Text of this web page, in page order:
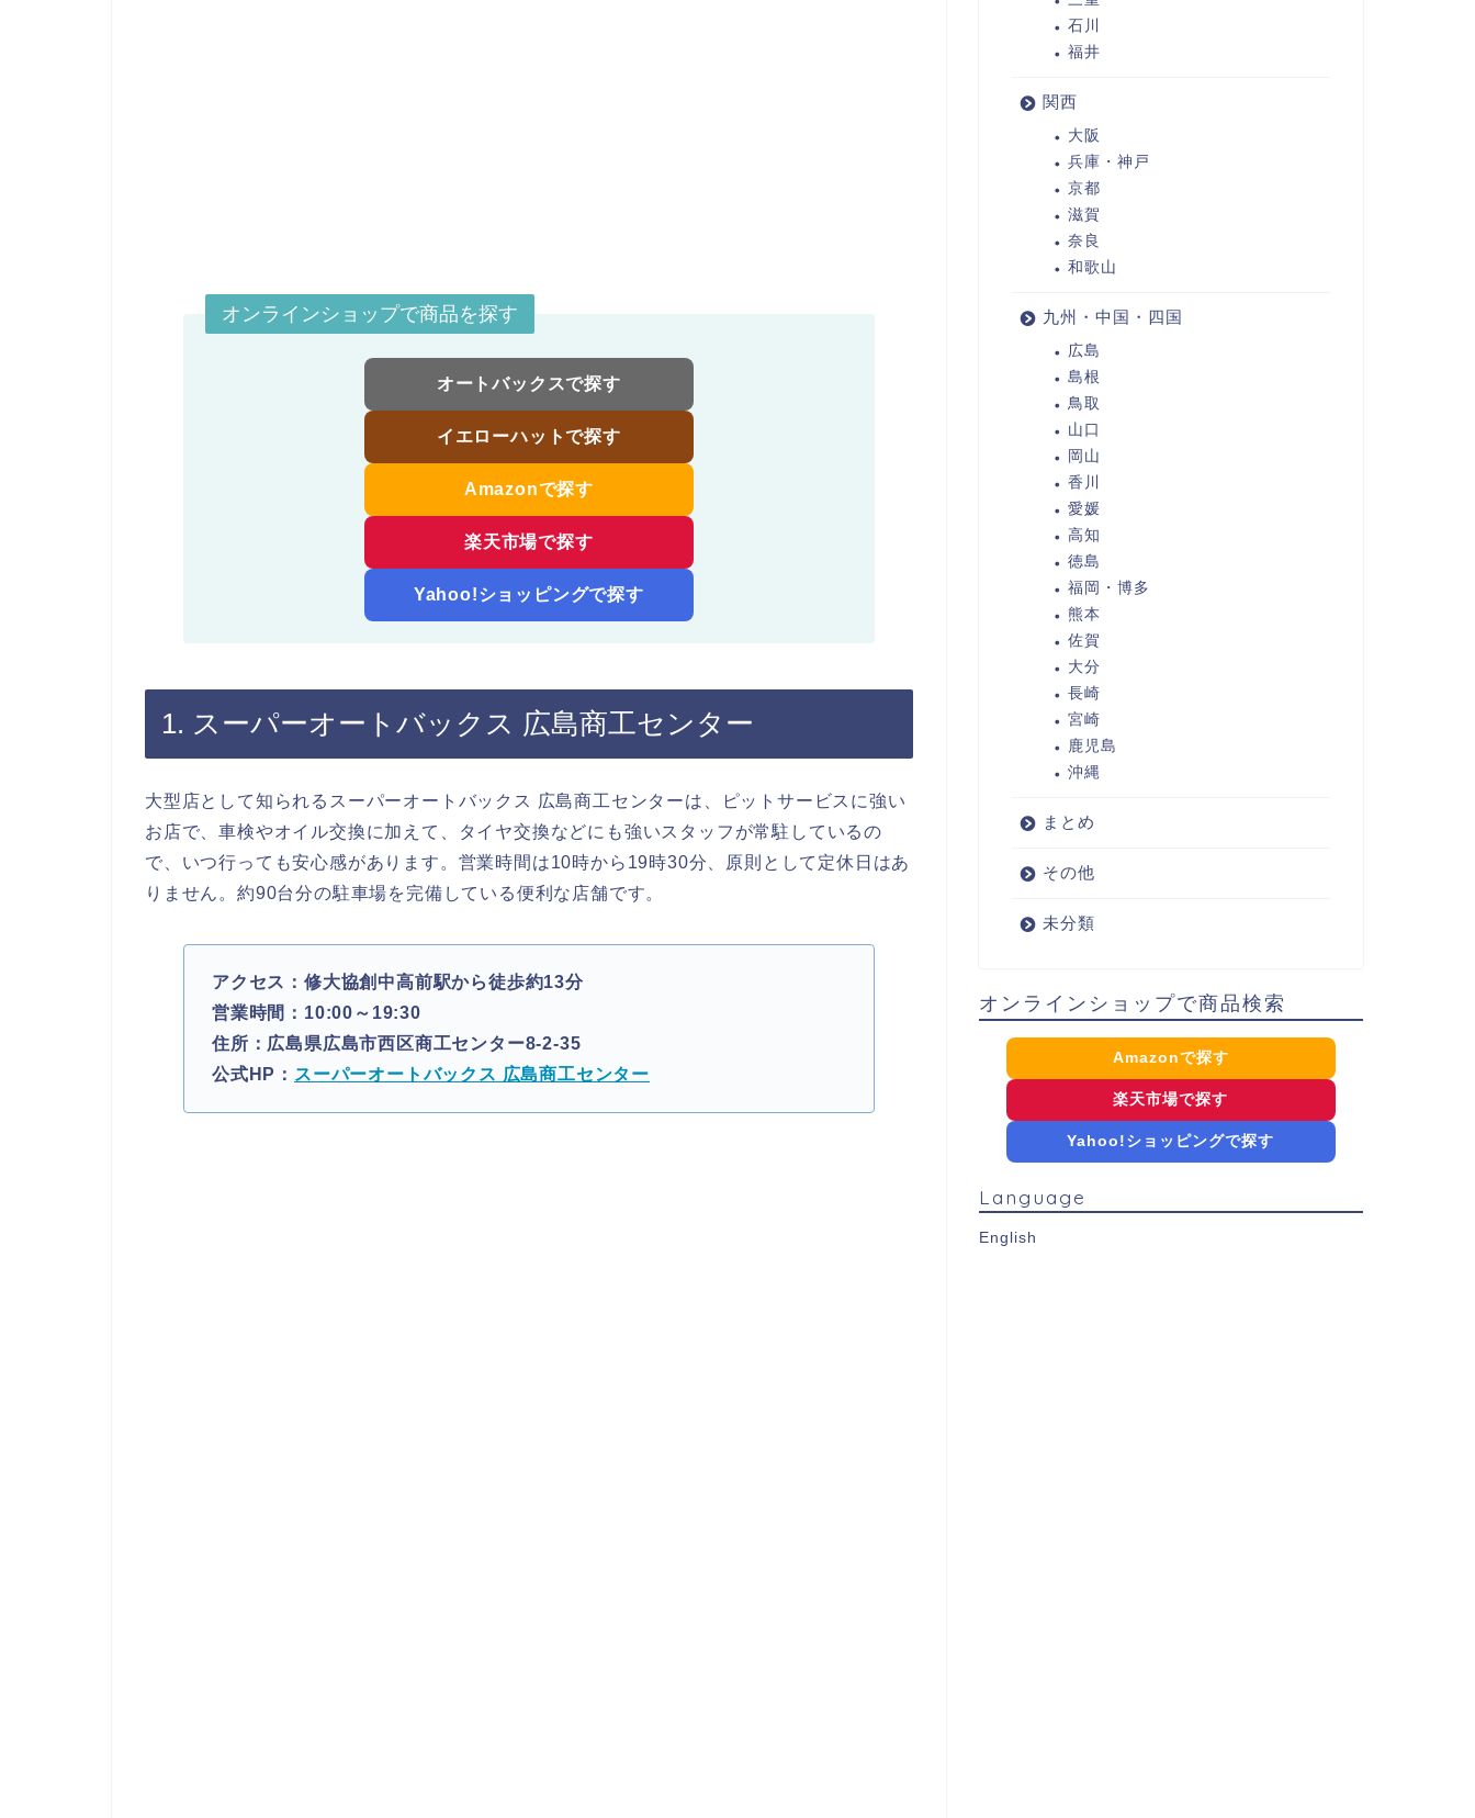
オンラインショップで商品を探す
オートバックスで探す
イエローハットで探す
Amazonで探す
楽天市場で探す
Yahoo!ショッピングで探す
1. スーパーオートバックス 広島商工センター
大型店として知られるスーパーオートバックス 広島商工センターは、ピットサービスに強い
お店で、車検やオイル交換に加えて、タイヤ交換などにも強いスタッフが常駐しているの
で、いつ行っても安心感があります。営業時間は10時から19時30分、原則として定休日はあ
りません。約90台分の駐車場を完備している便利な店舗です。
アクセス：修大協創中高前駅から徒歩約13分
営業時間：10:00～19:30
住所：広島県広島市西区商工センター8-2-35
公式HP： スーパーオートバックス 広島商工センター
石川
福井
関西
大阪
兵庫・神戸
京都
滋賀
奈良
和歌山
九州・中国・四国
広島
島根
鳥取
山口
岡山
香川
愛媛
高知
徳島
福岡・博多
熊本
佐賀
大分
長崎
宮崎
鹿児島
沖縄
まとめ
その他
未分類
オンラインショップで商品検索
Amazonで探す
楽天市場で探す
Yahoo!ショッピングで探す
Language
English